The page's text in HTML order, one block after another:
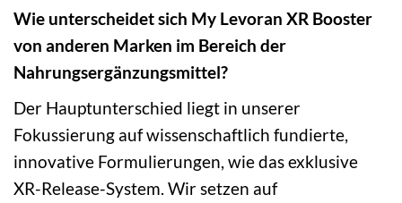
Wie unterscheidet sich My Levoran XR Booster
von anderen Marken im Bereich der
Nahrungsergänzungsmittel?
Der Hauptunterschied liegt in unserer
Fokussierung auf wissenschaftlich fundierte,
innovative Formulierungen, wie das exklusive
XR-Release-System. Wir setzen auf